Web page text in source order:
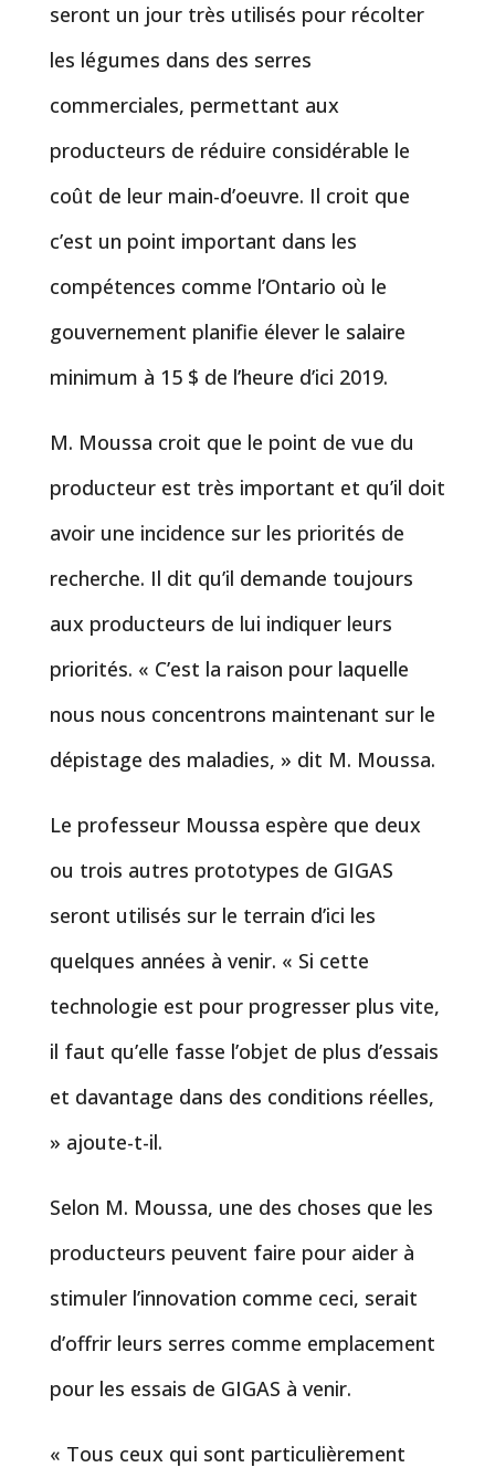
seront un jour très utilisés pour récolter
les légumes dans des serres
commerciales, permettant aux
producteurs de réduire considérable le
coût de leur main-d’oeuvre. Il croit que
c’est un point important dans les
compétences comme l’Ontario où le
gouvernement planifie élever le salaire
minimum à 15 $ de l’heure d’ici 2019.
M. Moussa croit que le point de vue du
producteur est très important et qu’il doit
avoir une incidence sur les priorités de
recherche. Il dit qu’il demande toujours
aux producteurs de lui indiquer leurs
priorités. « C’est la raison pour laquelle
nous nous concentrons maintenant sur le
dépistage des maladies, » dit M. Moussa.
Le professeur Moussa espère que deux
ou trois autres prototypes de GIGAS
seront utilisés sur le terrain d’ici les
quelques années à venir. « Si cette
technologie est pour progresser plus vite,
il faut qu’elle fasse l’objet de plus d’essais
et davantage dans des conditions réelles,
» ajoute-t-il.
Selon M. Moussa, une des choses que les
producteurs peuvent faire pour aider à
stimuler l’innovation comme ceci, serait
d’offrir leurs serres comme emplacement
pour les essais de GIGAS à venir.
« Tous ceux qui sont particulièrement